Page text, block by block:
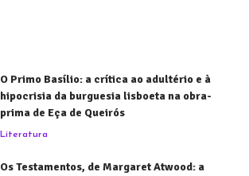
O Primo Basílio: a crítica ao adultério e à
hipocrisia da burguesia lisboeta na obra-
prima de Eça de Queirós
Literatura
Os Testamentos, de Margaret Atwood: a